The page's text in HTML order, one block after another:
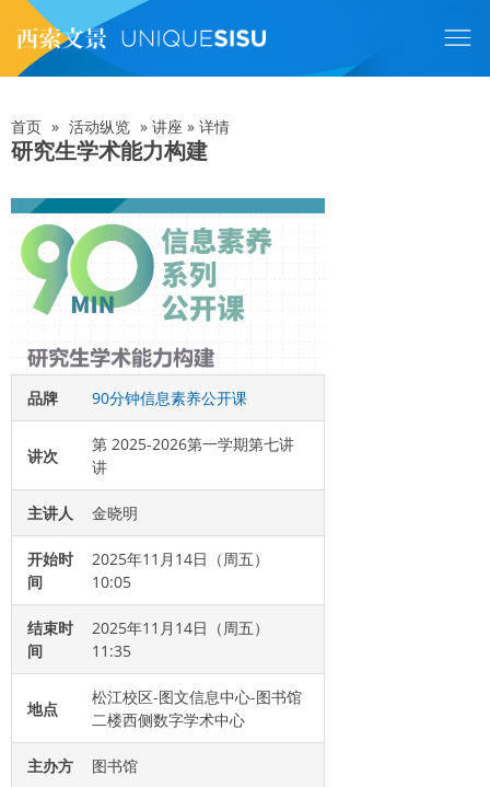
主
内
容面
包
屑
首页 » 活动纵览 » 讲座 » 详情
研究生学术能力构建
品牌 90分钟信息素养公开课
讲次
第 2025-2026第一学期第七讲
讲
主讲人 金晓明
开始时
间
2025年11月14日（周五）
10:05
结束时
间
2025年11月14日（周五）
11:35
地点
松江校区-图文信息中心-图书馆
二楼西侧数字学术中心
主办方 图书馆